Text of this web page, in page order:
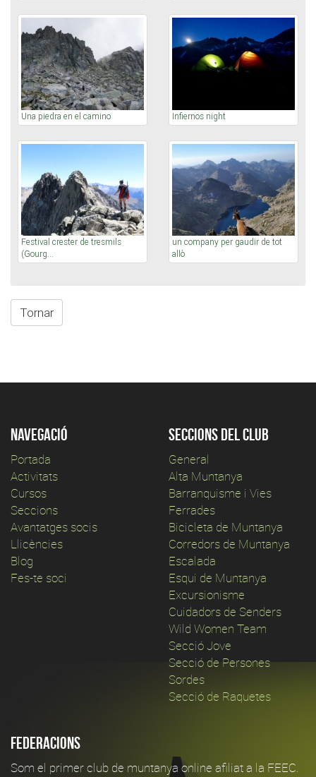
Una piedra en el camino Infiernos night
Festival crester de tresmils
(Gourg...
un company per gaudir de tot
allò
Tornar
Navegació
Portada
Activitats
Cursos
Seccions
Avantatges socis
Llicències
Blog
Fes-te soci
Seccions del club
General
Alta Muntanya
Barranquisme i Vies
Ferrades
Bicicleta de Muntanya
Corredors de Muntanya
Escalada
Esqui de Muntanya
Excursionisme
Cuidadors de Senders
Wild Women Team
Secció Jove
Secció de Persones
Sordes
Secció de Raquetes
Federacions
Som el primer club de muntanya online afiliat a la FEEC.